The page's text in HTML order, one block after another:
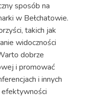
sposób na
w Bełchatowie.
takich jak
widoczności
dobrze
i promować
i innych
efektywności